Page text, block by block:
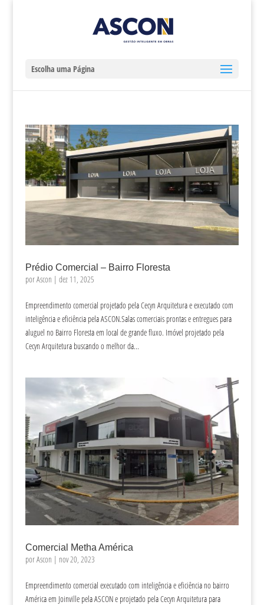
Escolha uma Página
Prédio Comercial – Bairro Floresta
porAscon | dez 11, 2025
Empreendimento comercial projetado pela Cecyn Arquitetura e executado com
inteligência e eficiência pela ASCON.Salas comerciais prontas e entregues para
aluguel no Bairro Floresta em local de grande fluxo. Imóvel projetado pela
Cecyn Arquitetura buscando o melhor da...
Comercial Metha América
porAscon | nov 20, 2023
Empreendimento comercial executado com inteligência e eficiência no bairro
América em Joinville pela ASCON e projetado pela Cecyn Arquitetura para